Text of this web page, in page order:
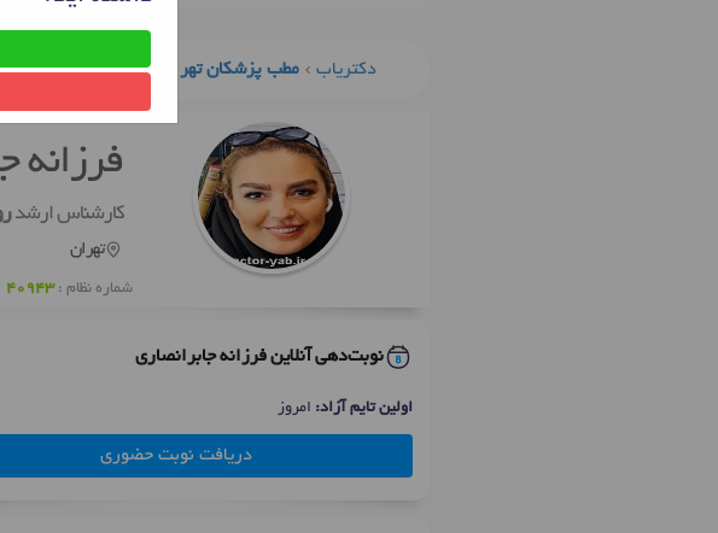
دکتریاب مطب پزشکان تهران روانشناس خوب
فرزانه
کارشناس ارشد
تهران
شماره نظام :40943
نوبت‌دهی آنلاین فرزانه جابرانصاری
اولین تایم آزاد: امروز
دریافت نوبت حضوری